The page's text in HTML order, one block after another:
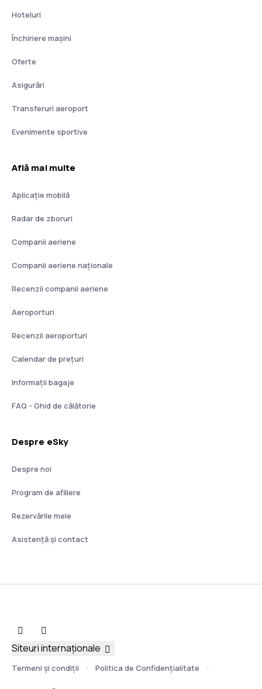
Hoteluri
Închiriere mașini
Oferte
Asigurări
Transferuri aeroport
Evenimente sportive
Află mai multe
Aplicație mobilă
Radar de zboruri
Companii aeriene
Companii aeriene naţionale
Recenzii companii aeriene
Aeroporturi
Recenzii aeroporturi
Calendar de prețuri
Informații bagaje
FAQ - Ghid de călătorie
Despre eSky
Despre noi
Program de afiliere
Rezervările mele
Asistenţă şi contact
Termeni şi condiţii Politica de Confidențialitate
Siteuri internaționale